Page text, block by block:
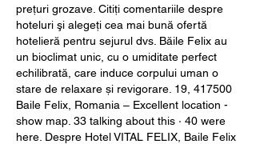
preţuri grozave. Citiţi comentariile despre
hoteluri şi alegeţi cea mai bună ofertă
hotelieră pentru sejurul dvs. Băile Felix au
un bioclimat unic, cu o umiditate perfect
echilibrată, care induce corpului uman o
stare de relaxare și revigorare. 19, 417500
Baile Felix, Romania – Excellent location -
show map. 33 talking about this · 40 were
here. Despre Hotel VITAL FELIX, Baile Felix